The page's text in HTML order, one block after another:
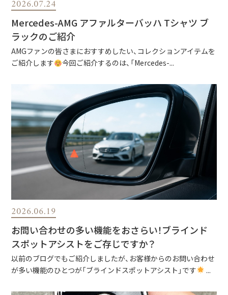
2026.07.24
Mercedes-AMG アファルターバッハ Tシャツ ブ
ラックのご紹介
AMGファンの皆さまにおすすめしたい、コレクションアイテムを
ご紹介します
今回ご紹介するのは、「Mercedes-...
2026.06.19
お問い合わせの多い機能をおさらい！ブラインド
スポットアシストをご存じですか？
以前のブログでもご紹介しましたが、お客様からのお問い合わせ
が多い機能のひとつが「ブラインドスポットアシスト」です
...